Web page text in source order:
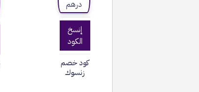
إنسخ
الكود
كود خصم
زنسوك